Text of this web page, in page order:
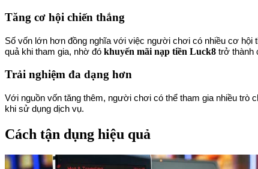
Tăng cơ hội chiến thắng
Số vốn lớn hơn đồng nghĩa với việc người chơi có nhiều cơ hội
quả khi tham gia, nhờ đó khuyến mãi nạp tiền Luck8 trở thành
Trải nghiệm đa dạng hơn
Với nguồn vốn tăng thêm, người chơi có thể tham gia nhiều trò
khi sử dụng dịch vụ.
Cách tận dụng hiệu quả